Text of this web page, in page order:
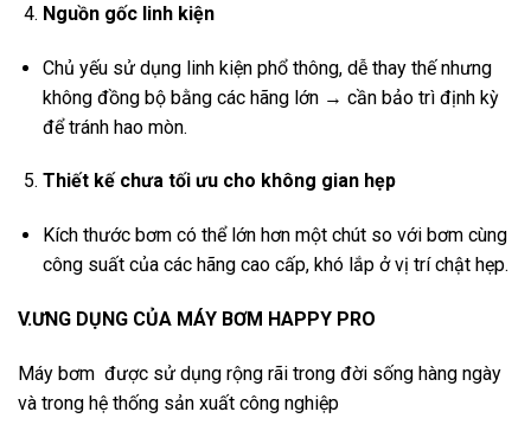
Nguồn gốc linh kiện
Chủ yếu sử dụng linh kiện phổ thông, dễ thay thế nhưng
không đồng bộ bằng các hãng lớn → cần bảo trì định kỳ
để tránh hao mòn.
Thiết kế chưa tối ưu cho không gian hẹp
Kích thước bơm có thể lớn hơn một chút so với bơm cùng
công suất của các hãng cao cấp, khó lắp ở vị trí chật hẹp.
V.ƯNG DỤNG CỦA MÁY BƠM HAPPY PRO
Máy bơm được sử dụng rộng rãi trong đời sống hàng ngày
và trong hệ thống sản xuất công nghiệp